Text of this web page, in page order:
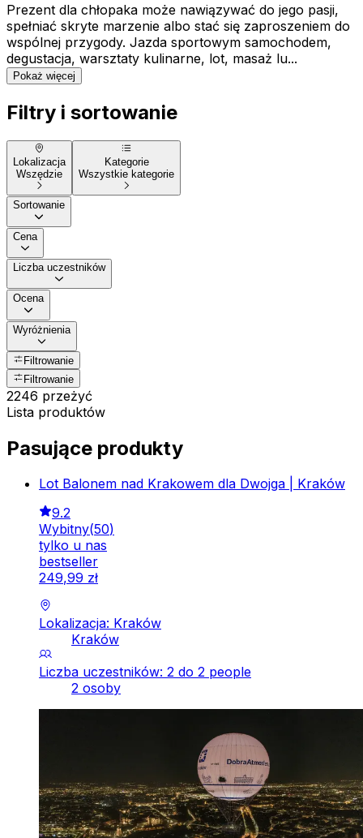
Prezent dla chłopaka może nawiązywać do jego pasji,
spełniać skryte marzenie albo stać się zaproszeniem do
wspólnej przygody. Jazda sportowym samochodem,
degustacja, warsztaty kulinarne, lot, masaż lu...
Pokaż więcej
Filtry i sortowanie
Lokalizacja
Wszędzie
Kategorie
Wszystkie kategorie
Sortowanie
Cena
Liczba uczestników
Ocena
Wyróżnienia
Filtrowanie
Filtrowanie
2246 przeżyć
Lista produktów
Pasujące produkty
Lot Balonem nad Krakowem dla Dwojga | Kraków
9.2
Wybitny(50)
tylko u nas
bestseller
249,99 zł
Lokalizacja: Kraków
Kraków
Liczba uczestników: 2 do 2 people
2 osoby